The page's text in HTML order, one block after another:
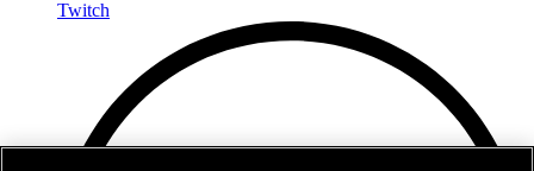
Twitch